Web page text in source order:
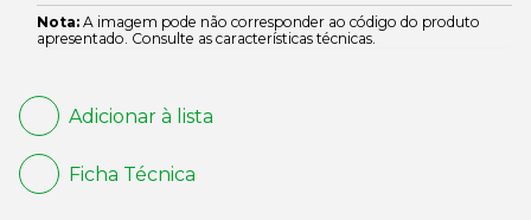
Nota: A imagem pode não corresponder ao código do produto
apresentado. Consulte as características técnicas.
Adicionar à lista
Ficha Técnica